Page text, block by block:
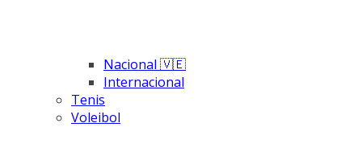
Nacional 🇻🇪
Internacional
Tenis
Voleibol